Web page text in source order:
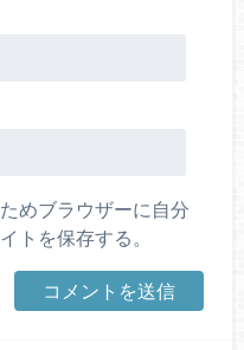
めブラウザーに自分
トを保存する。